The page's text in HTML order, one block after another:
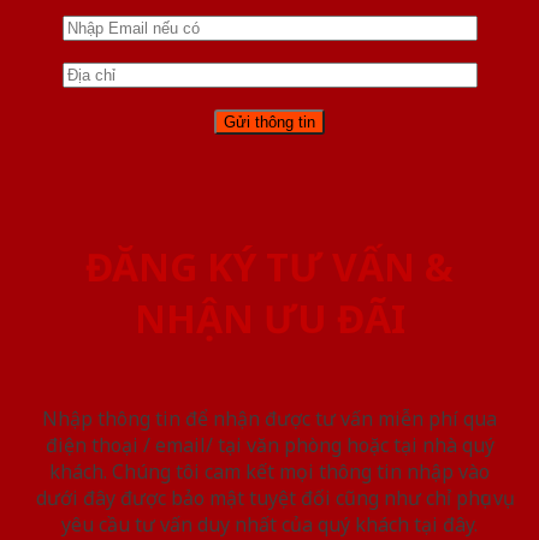
ĐĂNG KÝ TƯ VẤN &
NHẬN ƯU ĐÃI
Nhập thông tin để nhận được tư vấn miễn phí qua
điện thoại / email/ tại văn phòng hoặc tại nhà quý
khách. Chúng tôi cam kết mọi thông tin nhập vào
dưới đây được bảo mật tuyệt đối cũng như chỉ phục vụ
yêu cầu tư vấn duy nhất của quý khách tại đây.